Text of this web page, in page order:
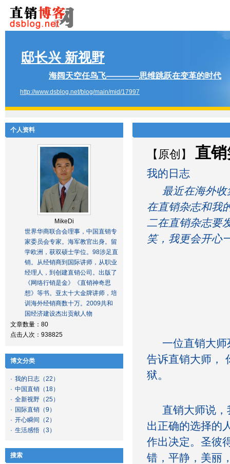
邸长兴 新视野
海阔天空任鸟飞————思维跳跃在变革的时代
http://www.dsblog.net/blog/main/mid/17997
个人资料
MikeDi
世界华商联合会理事，中国直销专
家委员会专家。海军教官出身。留
学欧洲，获双硕士学位。98涉足直
销。从经销商到国际讲师，从职业
经理人，到创建直销公司。出版了
《网络行销是金》《直销神奇思
想》等书。亚太十大金牌讲师，培
训海外经销商数十万。2009共和
国经济建设杰出贡献人物
文章数量：80
点击人次：938825
博文分类
· 我的日志 （22）
· 中国直销 （18）
· 全新视野 （25）
· 国际直销 （9）
· 开心瞬间 （2）
· 生活感悟 （3）
搜索
【原创】 直
我的日志
最近在海外收
在直销杂志和我
二在直销杂志要
笑，我更会开心
一位直销大师
告诉直销大师，
狱。
直销大师说，
出正确的选择的
作出决定。圣彼
错，平静，美丽